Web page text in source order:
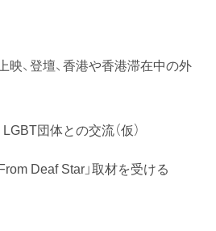
映、登壇、香港や香港滞在中の外
団体との交流（仮）
Star」取材を受ける